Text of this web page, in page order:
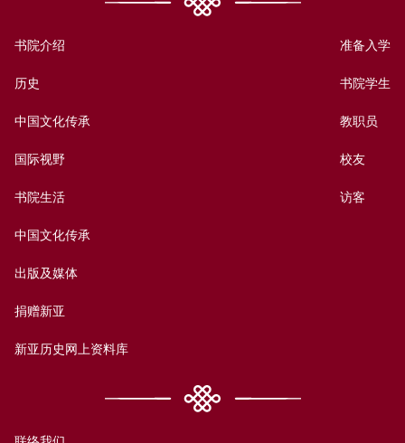
书院介绍
历史
中国文化传承
国际视野
书院生活
中国文化传承
出版及媒体
捐赠新亚
新亚历史网上资料库
准备入学
书院学生
教职员
校友
访客